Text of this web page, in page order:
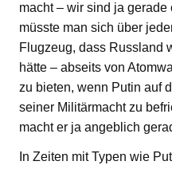
macht – wir sind ja
müsste man sich über
Flugzeug, dass Russland
hätte – abseits von
zu bieten, wenn Putin auf
seiner Militärmacht zu
macht er ja angeblich
In Zeiten mit Typen wie